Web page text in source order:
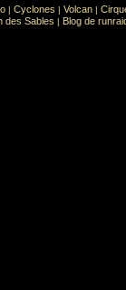
| Cyclones | Volcan |
des Sables | Blog de